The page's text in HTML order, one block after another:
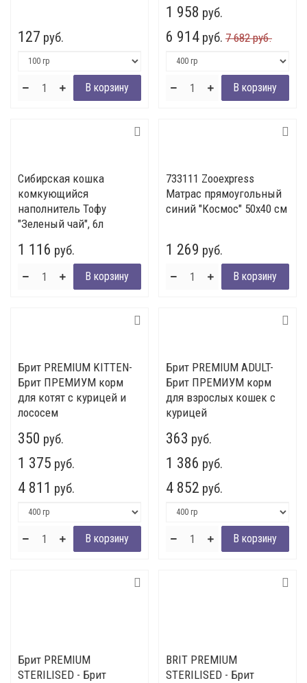
127 руб.
1 958 руб.
6 914 руб. 7 682 руб.
Сибирская кошка
комкующийся
наполнитель Тофу
"Зеленый чай", 6л
1 116 руб.
733111 Zooexpress
Матрас прямоугольный
синий "Космос" 50х40 см
1 269 руб.
Брит PREMIUM KITTEN-
Брит ПРЕМИУМ корм
для котят с курицей и
лососем
350 руб.
1 375 руб.
4 811 руб.
Брит PREMIUM ADULT-
Брит ПРЕМИУМ корм
для взрослых кошек с
курицей
363 руб.
1 386 руб.
4 852 руб.
Брит PREMIUM
STERILISED - Брит
BRIT PREMIUM
STERILISED - Брит